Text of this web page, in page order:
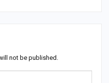
not be published.